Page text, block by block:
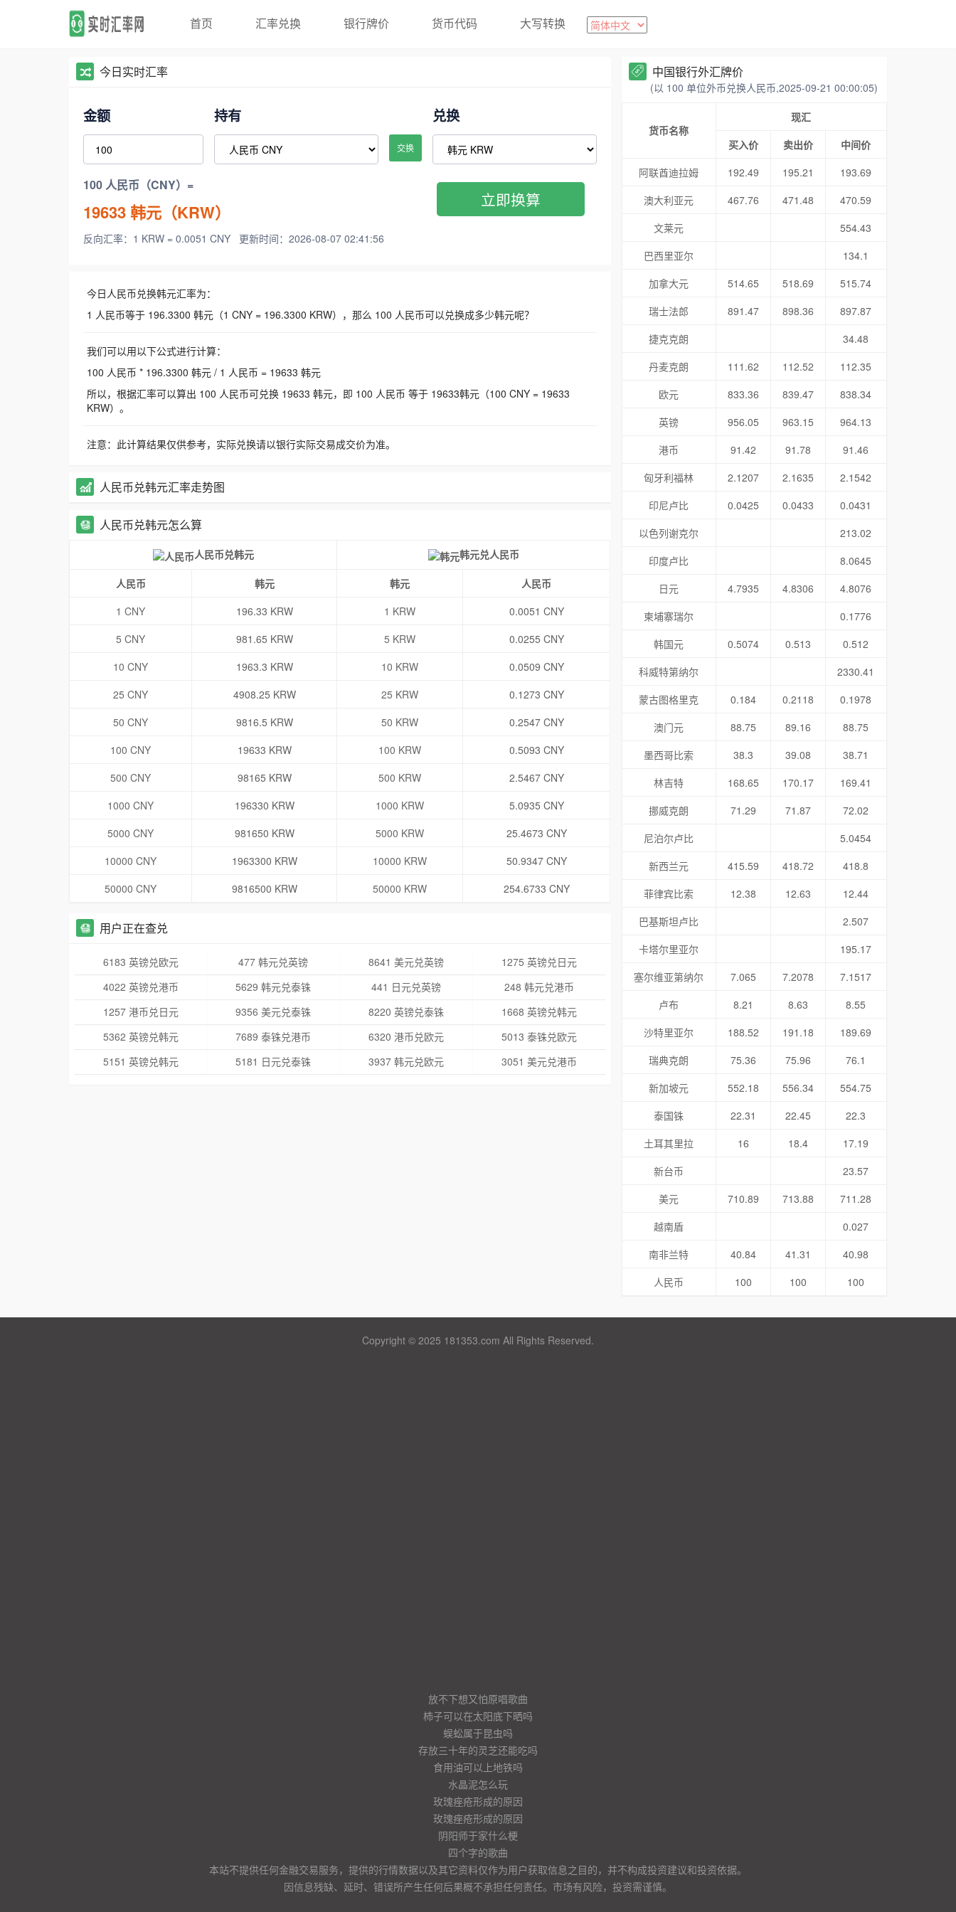
首页 汇率兑换 银行牌价 货币代码 大写转换
今日实时汇率
金额 持有
交换
兑换
100 人民币（CNY）=
19633韩元（KRW）
反向汇率：1 KRW = 0.0051 CNY 更新时间：2026-08-07 02:41:56
立即换算
今日人民币兑换韩元汇率为：
1 人民币等于 196.3300 韩元（1 CNY = 196.3300 KRW），那么 100 人民币可以兑换成多少韩元呢？
我们可以用以下公式进行计算：
100 人民币 * 196.3300 韩元 / 1 人民币 = 19633 韩元
所以，根据汇率可以算出 100 人民币可兑换 19633 韩元，即 100 人民币 等于 19633韩元（100 CNY = 19633
KRW）。
注意：此计算结果仅供参考，实际兑换请以银行实际交易成交价为准。
人民币兑韩元汇率走势图
人民币兑韩元怎么算
人民币兑韩元 韩元兑人民币
人民币 韩元 韩元
人民币
1 CNY
196.33 KRW 1 KRW
0.0051 CNY
5 CNY
981.65 KRW 5 KRW
0.0255 CNY
10 CNY
1963.3 KRW 10 KRW
0.0509 CNY
25 CNY
4908.25 KRW 25 KRW
0.1273 CNY
50 CNY
9816.5 KRW 50 KRW
0.2547 CNY
100 CNY
19633 KRW 100 KRW
0.5093 CNY
500 CNY
98165 KRW 500 KRW
2.5467 CNY
1000 CNY
196330 KRW 1000 KRW
5.0935 CNY
5000 CNY
981650 KRW 5000 KRW
25.4673 CNY
10000 CNY
1963300 KRW 10000 KRW
50.9347 CNY
50000 CNY
9816500 KRW 50000 KRW 254.6733 CNY
用户正在查兑
6183 英镑兑欧元 477 韩元兑英镑 8641 美元兑英镑
1275 英镑兑日元
4022 英镑兑港币
5629 韩元兑泰铢 441 日元兑英镑
248 韩元兑港币
1257 港币兑日元
9356 美元兑泰铢 8220 英镑兑泰铢
1668 英镑兑韩元
5362 英镑兑韩元
7689 泰铢兑港币 6320 港币兑欧元
5013 泰铢兑欧元
5151 英镑兑韩元
5181 日元兑泰铢 3937 韩元兑欧元 3051 美元兑港币
中国银行外汇牌价
(以 100 单位外币兑换人民币,2025-09-21 00:00:05)
货币名称
现汇
买入价
卖出价
中间价
阿联酋迪拉姆
192.49 195.21
193.69
澳大利亚元
467.76 471.48
470.59
文莱元
554.43
巴西里亚尔
134.1
加拿大元
514.65 518.69
515.74
瑞士法郎
891.47 898.36
897.87
捷克克朗
34.48
丹麦克朗
111.62 112.52
112.35
欧元
833.36 839.47
838.34
英镑
956.05 963.15
964.13
港币
91.42 91.78
91.46
匈牙利福林
2.1207 2.1635
2.1542
印尼卢比
0.0425 0.0433
0.0431
以色列谢克尔
213.02
印度卢比
8.0645
日元
4.7935 4.8306
4.8076
柬埔寨瑞尔
0.1776
韩国元
0.5074 0.513
0.512
科威特第纳尔
2330.41
蒙古图格里克
0.184 0.2118
0.1978
澳门元
88.75 89.16
88.75
墨西哥比索
38.3 39.08
38.71
林吉特
168.65 170.17
169.41
挪威克朗
71.29 71.87
72.02
尼泊尔卢比
5.0454
新西兰元
415.59 418.72
418.8
菲律宾比索
12.38 12.63
12.44
巴基斯坦卢比
2.507
卡塔尔里亚尔
195.17
塞尔维亚第纳尔
7.065 7.2078
7.1517
卢布
8.21 8.63
8.55
沙特里亚尔
188.52 191.18
189.69
瑞典克朗
75.36 75.96
76.1
新加坡元
552.18 556.34
554.75
泰国铢
22.31 22.45
22.3
土耳其里拉
16 18.4
17.19
新台币
23.57
美元
710.89 713.88
711.28
越南盾
0.027
南非兰特
40.84 41.31
40.98
人民币
100 100 100
Copyright © 2025 181353.com All Rights Reserved.
放不下想又怕原唱歌曲
柿子可以在太阳底下晒吗
蜈蚣属于昆虫吗
存放三十年的灵芝还能吃吗
食用油可以上地铁吗
水晶泥怎么玩
玫瑰痤疮形成的原因
玫瑰痤疮形成的原因
阴阳师于家什么梗
四个字的歌曲
本站不提供任何金融交易服务，提供的行情数据以及其它资料仅作为用户获取信息之目的，并不构成投资建议和投资依据。
因信息残缺、延时、错误所产生任何后果概不承担任何责任。市场有风险，投资需谨慎。